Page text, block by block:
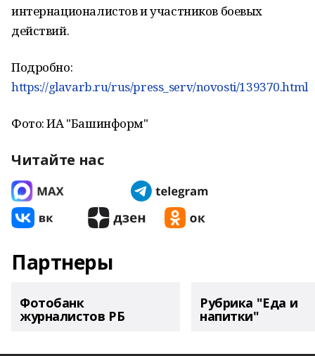
интернационалистов и участников боевых
действий.
Подробно:
https://glavarb.ru/rus/press_serv/novosti/139370.html
Фото: ИА "Башинформ"
Читайте нас
Партнеры
Фотобанк
журналистов РБ
Рубрика "Еда и
напитки"